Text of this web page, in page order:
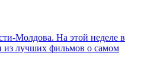
Молдова. На этой неделе в
из лучших фильмов о самом